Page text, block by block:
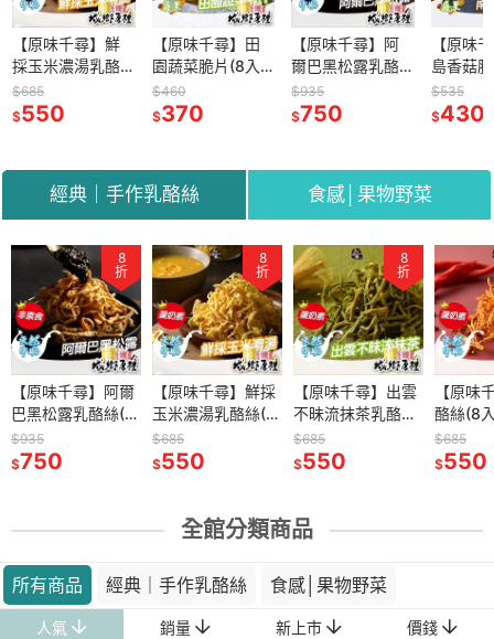
【原味千尋】鮮
採玉米濃湯乳酪
絲(8入/淘氣包)
$685
$550
【原味千尋】田
園蔬菜脆片(8入/
淘氣包)
$460
$370
【原味千尋】阿
爾巴黑松露乳酪
絲(8入/淘氣包)
$935
$750
【原味
島香菇
淘氣包)
$535
$430
經典｜手作乳酪絲 食感│果物野菜
8
折
【原味千尋】阿爾
巴黑松露乳酪絲(8
入/淘氣包)
$935
$750
8
折
【原味千尋】鮮採
玉米濃湯乳酪絲(8
入/淘氣包)
$685
$550
8
折
【原味千尋】出雲
不昧流抹茶乳酪絲
(8入/淘氣包)
$685
$550
【原味
酪絲(8
$685
$550
8
】田園
入/淘氣
8
折
【原味千尋】白冷
蘋果脆片(8入/淘氣
折
【原味千尋】南島
香菇脆片(8入/淘氣
8
折
【原味千尋】田園
蔬菜脆片(8入/淘氣
全館分類商品
所有商品 經典｜手作乳酪絲 食感│果物野菜
人氣 銷量 新上市 價錢